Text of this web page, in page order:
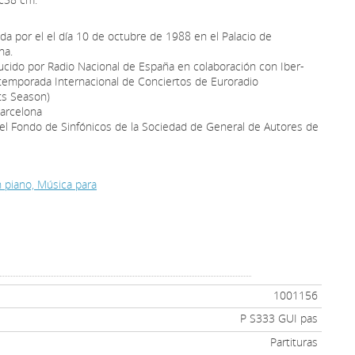
por el el día 10 de octubre de 1988 en el Palacio de
por Radio Nacional de España en colaboración con Iber-
Internacional de Conciertos de Euroradio
Season)
Fondo de Sinfónicos de la Sociedad de General de Autores de
Música para
1001156
P S333 GUI pas
Partituras